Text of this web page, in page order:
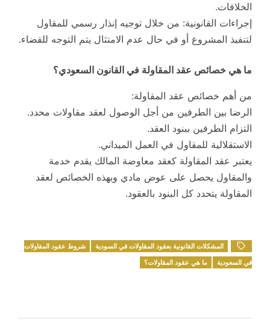
الخلافات.
إجراءات القانونية: من خلال توجيه إنذار رسمي للمقاول
لتنفيذ المشروع أو في حال عدم الامتثال يتم التوجه للقضاء.
ما هي خصائص عقد المقاولة في القانون السعودي؟
من أهم خصائص عقد المقاولة:
الرضا بين الطرفين من أجل الوصول لعقد مقاولات محدد.
التزام الطرفين ببنود العقد.
الاستقلالية للمقاول في العمل الميداني.
يعتبر عقد المقاولة كعقد معاوضة المالك يقدم خدمة
والمقاول يحصل على عوض مادي وبهذه الخصائص لعقد
المقاولة يتحدد كل البنود بالعقود.
المشكلات القانونية بعقود المقاولات في السودية
شروط عقود المقاولات
في السعودية
ما هي عقود المقاولات؟